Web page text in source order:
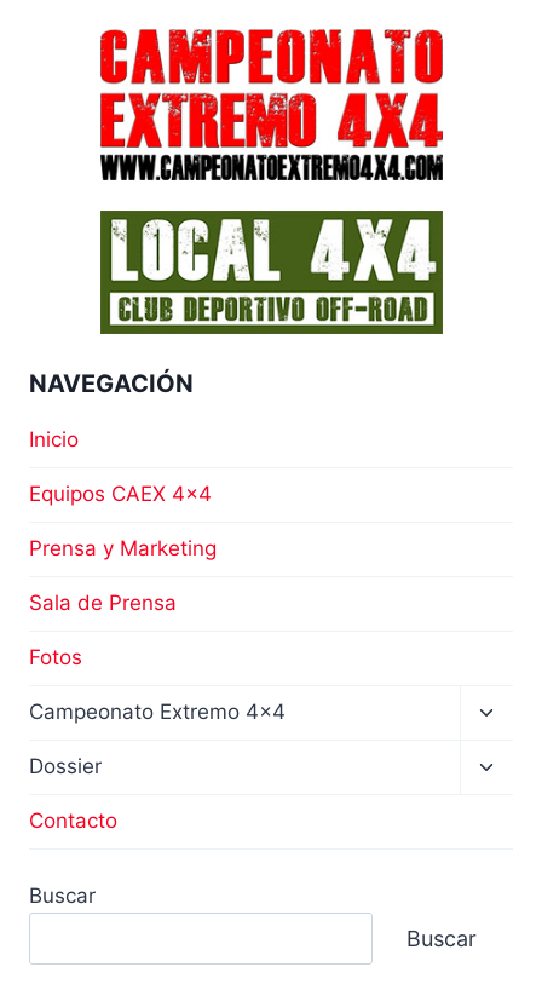
NAVEGACIÓN
Inicio
Equipos CAEX 4×4
Prensa y Marketing
Sala de Prensa
Fotos
Campeonato Extremo 4×4
hijo
Dossier
Contacto
Buscar
Buscar